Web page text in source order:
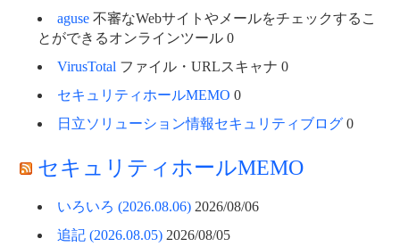
aguse 不審なWebサイトやメールをチェックするこ
とができるオンラインツール 0
VirusTotal ファイル・URLスキャナ 0
セキュリティホールMEMO 0
日立ソリューション情報セキュリティブログ 0
セキュリティホールMEMO
いろいろ (2026.08.06) 2026/08/06
追記 (2026.08.05) 2026/08/05